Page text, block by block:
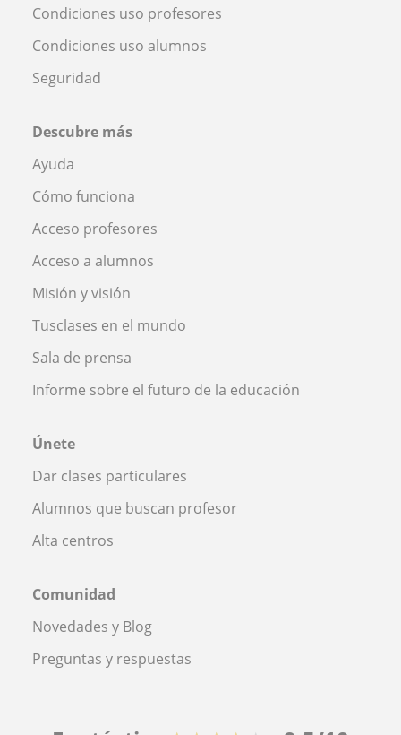
Condiciones uso profesores
Condiciones uso alumnos
Seguridad
Descubre más
Ayuda
Cómo funciona
Acceso profesores
Acceso a alumnos
Misión y visión
Tusclases en el mundo
Sala de prensa
Informe sobre el futuro de la educación
Únete
Dar clases particulares
Alumnos que buscan profesor
Alta centros
Comunidad
Novedades y Blog
Preguntas y respuestas